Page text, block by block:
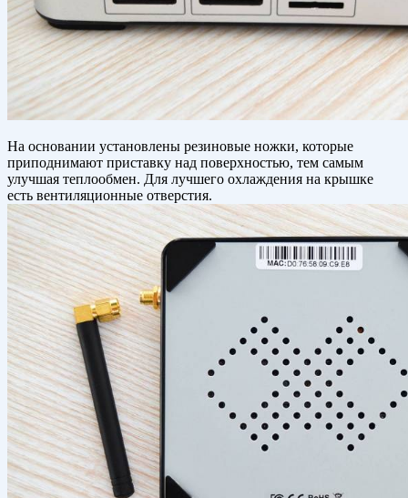
На основании установлены резиновые ножки, которые
приподнимают приставку над поверхностью, тем самым
улучшая теплообмен. Для лучшего охлаждения на крышке
есть вентиляционные отверстия.